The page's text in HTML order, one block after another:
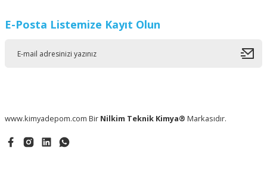
E-Posta Listemize Kayıt Olun
www.kimyadepom.com Bir Nilkim Teknik Kimya® Markasıdır.